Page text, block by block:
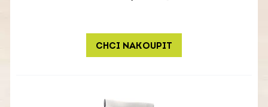
CHCI NAKOUPIT